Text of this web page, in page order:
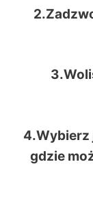
4.Wybierz
gdzie